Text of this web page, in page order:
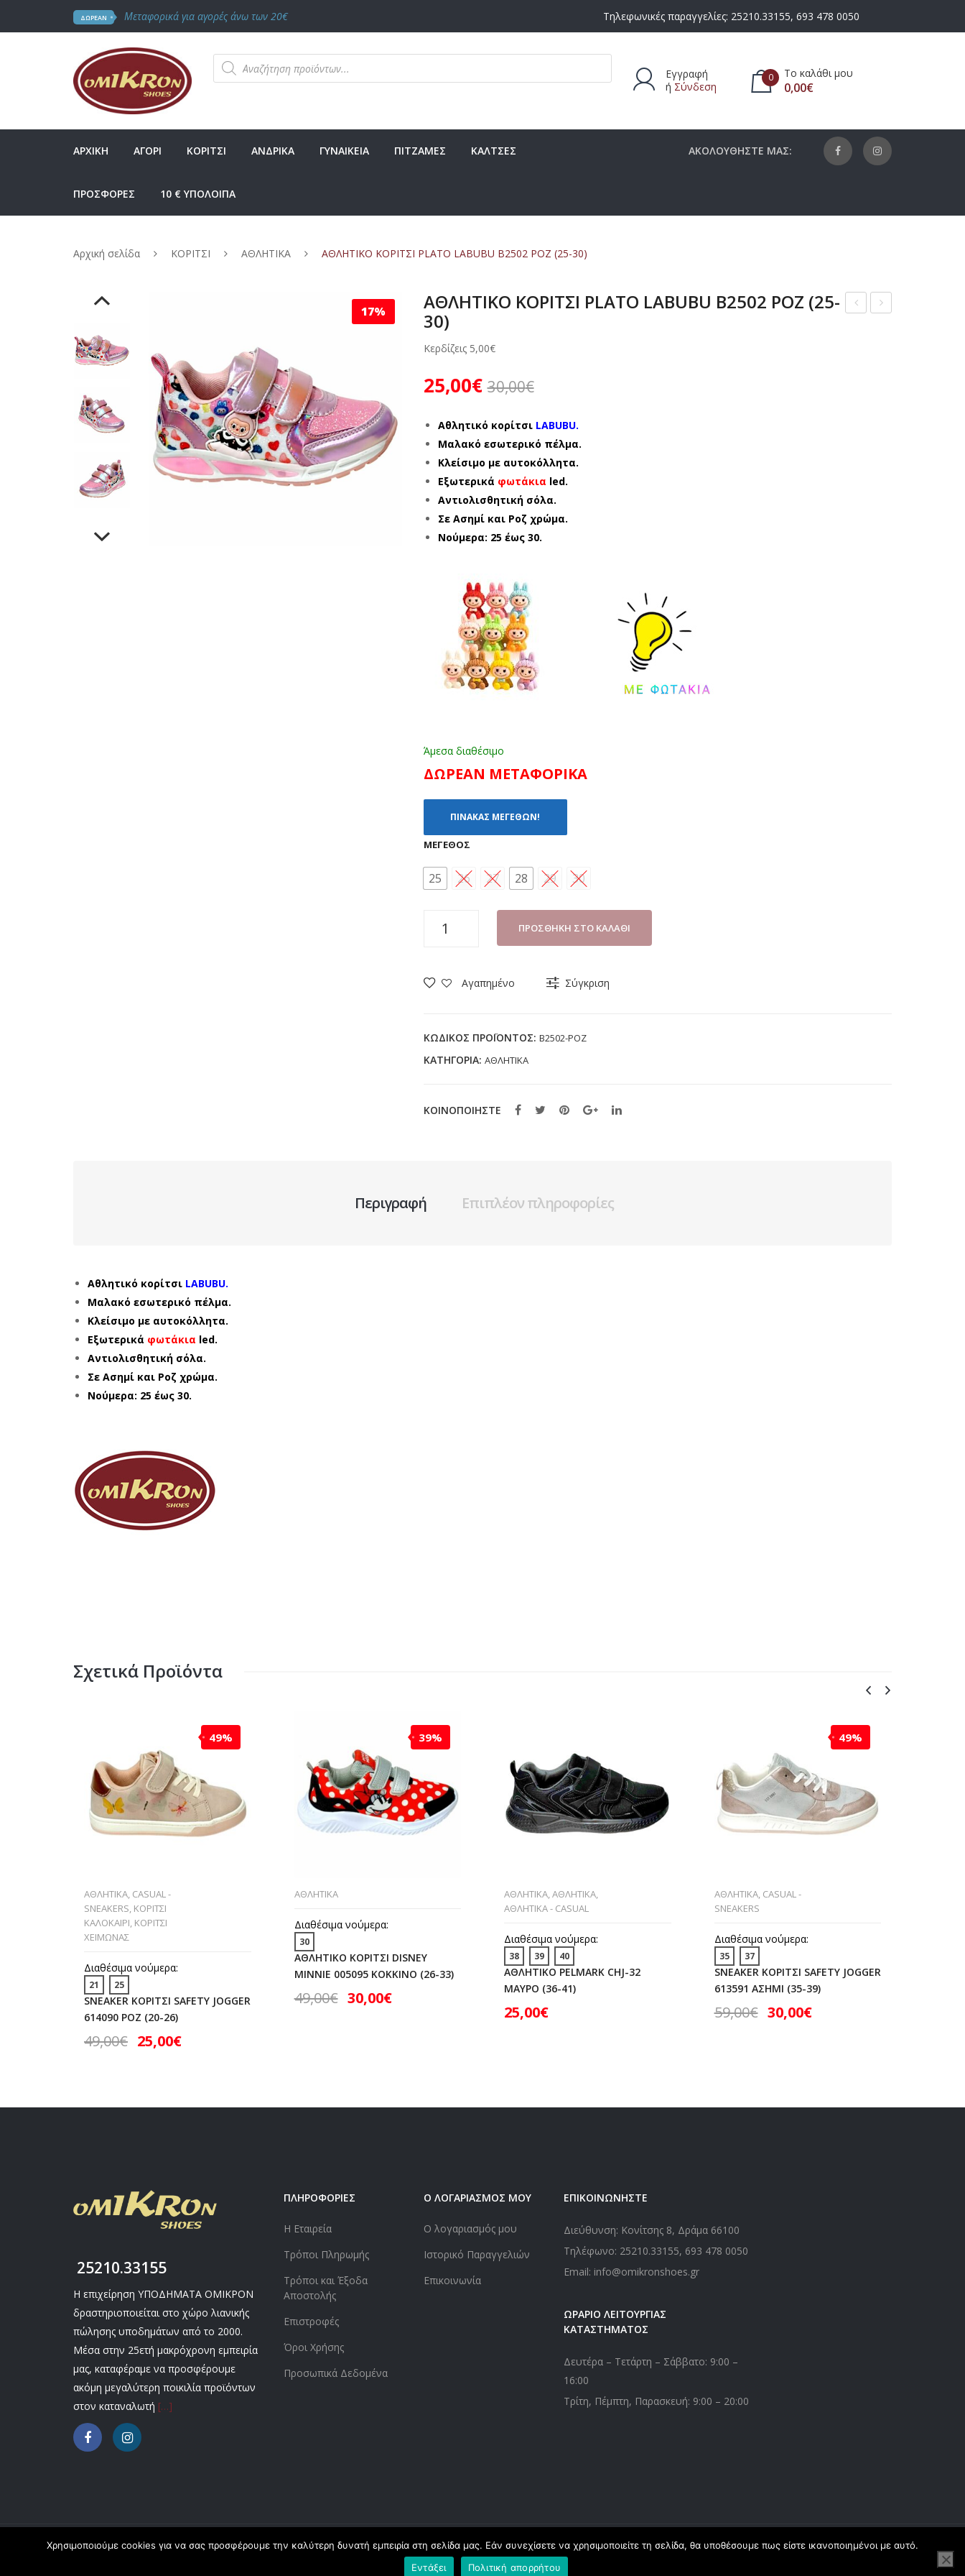
ΔΩΡΕΑΝ Μεταφορικά για αγορές άνω των 20€ Τηλεφωνικές παραγγελίες: 25210.33155, 693 478 0050
Products
search
Εγγραφή
ή Σύνδεση
0 Το καλάθι μου
0,00€
ΑΡΧΙΚΗ ΑΓΟΡΙ ΚΟΡΙΤΣΙ ΑΝΔΡΙΚΑ ΓΥΝΑΙΚΕΙΑ ΠΙΤΖΑΜΕΣ ΚΑΛΤΣΕΣ
ΠΡΟΣΦΟΡΕΣ 10 € ΥΠΟΛΟΙΠΑ
ΑΚΟΛΟΥΘΗΣΤΕ ΜΑΣ:
Αρχική σελίδα ΚΟΡΙΤΣΙ ΑΘΛΗΤΙΚΑ ΑΘΛΗΤΙΚΟ ΚΟΡΙΤΣΙ PLATO LABUBU B2502 ΡΟΖ (25-30)
17%
ΑΘΛΗΤΙΚΟ ΚΟΡΙΤΣΙ PLATO LABUBU B2502 ΡΟΖ (25-
30)
Κερδίζεις 5,00€
30,00€
25,00€
Αθλητικό κορίτσι LABUBU.
Μαλακό εσωτερικό πέλμα.
Κλείσιμο με αυτοκόλλητα.
Εξωτερικά φωτάκια led.
Αντιολισθητική σόλα.
Σε Ασημί και Ροζ χρώμα.
Νούμερα: 25 έως 30.
Άμεσα διαθέσιμο
ΔΩΡΕΑΝ ΜΕΤΑΦΟΡΙΚΑ
ΠΙΝΑΚΑΣ ΜΕΓΕΘΩΝ!
ΜΈΓΕΘΟΣ
25 26 27 28 29 30
LABUBU
(25-
ΠΡΟΣΘΉΚΗ ΣΤΟ ΚΑΛΆΘΙ
Αγαπημένο Σύγκριση
ΚΩΔΙΚΌΣ ΠΡΟΪΌΝΤΟΣ: B2502-ΡΟΖ
ΚΑΤΗΓΟΡΊΑ: ΑΘΛΗΤΙΚΑ
ΚΟΙΝΟΠΟΙΗΣΤΕ
Περιγραφή Επιπλέον πληροφορίες
Αθλητικό κορίτσι LABUBU.
Μαλακό εσωτερικό πέλμα.
Κλείσιμο με αυτοκόλλητα.
Εξωτερικά φωτάκια led.
Αντιολισθητική σόλα.
Σε Ασημί και Ροζ χρώμα.
Νούμερα: 25 έως 30.
Σχετικά Προϊόντα
49%
ΑΘΛΗΤΙΚΑ, CASUAL -
SNEAKERS, ΚΟΡΙΤΣΙ
ΚΑΛΟΚΑΙΡΙ, ΚΟΡΙΤΣΙ
ΧΕΙΜΩΝΑΣ
Διαθέσιμα νούμερα:
21 25
SNEAKER ΚΟΡΙΤΣΙ SAFETY JOGGER
614090 ΡΟΖ (20-26)
49,00€ 25,00€
39%
ΑΘΛΗΤΙΚΑ
Διαθέσιμα νούμερα:
30
ΑΘΛΗΤΙΚΟ ΚΟΡΙΤΣΙ DISNEY
MINNIE 005095 ΚΟΚΚΙΝΟ (26-33)
49,00€ 30,00€
ΑΘΛΗΤΙΚΑ,ΑΘΛΗΤΙΚΑ,
ΑΘΛΗΤΙΚΑ - CASUAL
Διαθέσιμα νούμερα:
38 39 40
ΑΘΛΗΤΙΚΟ PELMARK CHJ-32
ΜΑΥΡΟ (36-41)
25,00€
49%
ΑΘΛΗΤΙΚΑ, CASUAL -
SNEAKERS
Διαθέσιμα νούμερα:
35 37
SNEAKER ΚΟΡΙΤΣΙ SAFETY JOGGER
613591 ΑΣΗΜΙ (35-39)
59,00€ 30,00€
25210.33155
Η επιχείρηση ΥΠΟΔΗΜΑΤΑ ΟΜΙΚΡΟΝ
δραστηριοποιείται στο χώρο λιανικής
πώλησης υποδημάτων από το 2000.
Μέσα στην 25ετή μακρόχρονη εμπειρία
μας, καταφέραμε να προσφέρουμε
ακόμη μεγαλύτερη ποικιλία προϊόντων
στον καταναλωτή […]
ΠΛΗΡΟΦΟΡΙΕΣ
Η Εταιρεία
Τρόποι Πληρωμής
Τρόποι και Έξοδα
Αποστολής
Επιστροφές
Όροι Χρήσης
Προσωπικά Δεδομένα
Ο ΛΟΓΑΡΙΑΣΜΟΣ ΜΟΥ
Ο λογαριασμός μου
Ιστορικό Παραγγελιών
Επικοινωνία
ΕΠΙΚΟΙΝΩΝΗΣΤΕ
Διεύθυνση: Κονίτσης 8, Δράμα 66100
Τηλέφωνο: 25210.33155, 693 478 0050
Email: info@omikronshoes.gr
ΩΡΑΡΙΟ ΛΕΙΤΟΥΡΓΙΑΣ
ΚΑΤΑΣΤΗΜΑΤΟΣ
Δευτέρα – Τετάρτη – Σάββατο: 9:00 –
16:00
Τρίτη, Πέμπτη, Παρασκευή: 9:00 – 20:00
Copyright © 2020 Omikronshoes.gr. All Right Reserved. Powered bywebApplications
Χρησιμοποιούμε cookies για να σας προσφέρουμε την καλύτερη δυνατή εμπειρία στη σελίδα μας. Εάν συνεχίσετε να χρησιμοποιείτε τη σελίδα, θα υποθέσουμε πως είστε ικανοποιημένοι με αυτό.
Εντάξει
Πολιτική απορρήτου